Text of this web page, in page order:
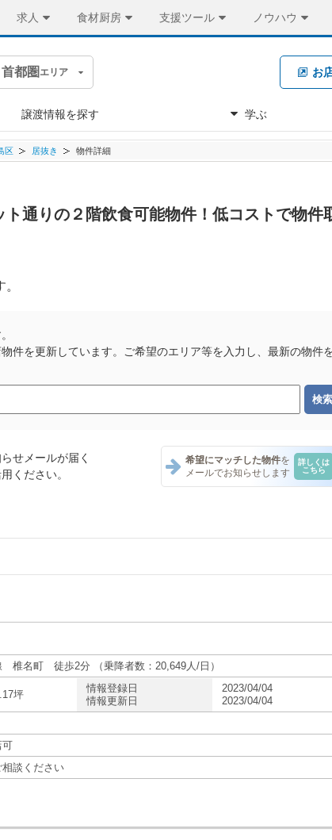
求人 食材厨房 支援ツール ノウハウ
首都圏 エリア お
譲渡情報を探す 学ぶ
区 居抜き 物件詳細
通りの２階飲食可能物件！低コストで物件
件を更新しています。ご希望のエリア等を入力し、最新の物件
せメールが届く
ください。
希望にマッチした物件を
メールでお知らせします
詳しくは
こちら
一覧
椎名町 徒歩2分 （乗降者数：20,649人/日）
坪
情報登録日
情報更新日
2023/04/04
2023/04/04
可
談ください